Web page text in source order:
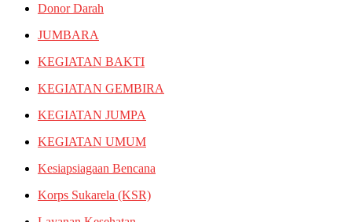
Donor Darah
JUMBARA
KEGIATAN BAKTI
KEGIATAN GEMBIRA
KEGIATAN JUMPA
KEGIATAN UMUM
Kesiapsiagaan Bencana
Korps Sukarela (KSR)